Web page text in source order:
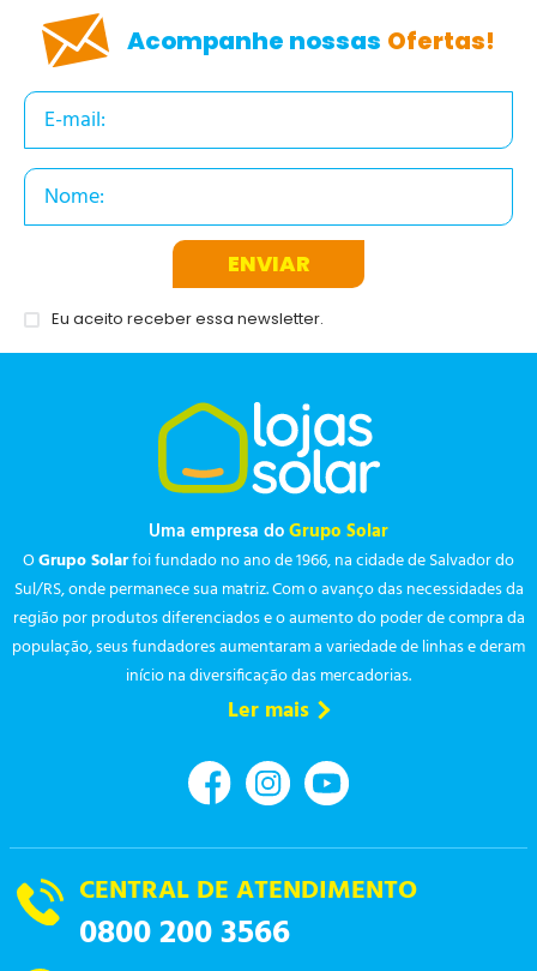
Acompanhe nossas Ofertas!
ENVIAR
Eu aceito receber essa newsletter.
Uma empresa doGrupo Solar
OGrupo Solarfoi fundado no ano de 1966, na cidade de Salvador do
Sul/RS, onde permanece sua matriz. Com o avanço das necessidades da
região por produtos diferenciados e o aumento do poder de compra da
população, seus fundadores aumentaram a variedade de linhas e deram
início na diversificação das mercadorias.
Ler mais
CENTRAL DE ATENDIMENTO
0800 200 3566